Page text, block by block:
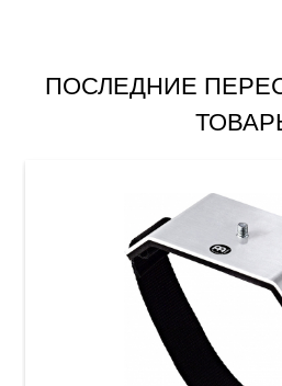
ПОСЛЕДНИЕ